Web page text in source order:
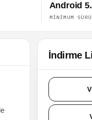
Android
MINIMUM
İndirme